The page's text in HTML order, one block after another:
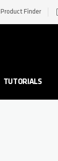
Product Finder
TUTORIALS